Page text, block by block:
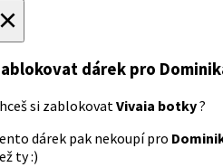
dárek pro
si zablokovatVivaia botky?
dárek pak nekoupí pro
ty :)